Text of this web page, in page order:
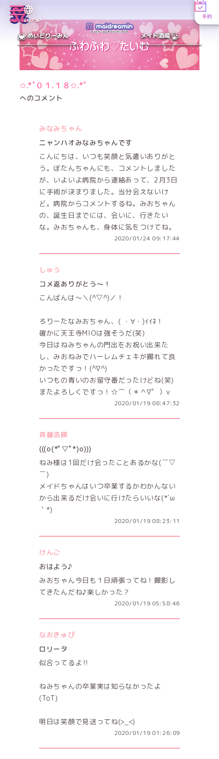
MENUEN／JP
予約
めいどりーみん メイド酒場
✩.*˚０１.１８✩.*˚
へのコメント
みなみちゃん
ニャンハオみなみちゃんです
こんにちは、いつも笑顔と気遣いありがと
う。ぼたんちゃんにも、コメントしました
が、いよいよ病院から連絡あって、2月3日
に手術が決まりました。当分会えないけ
ど。病院からコメントするね。みおちゃん
の、誕生日までには、会いに、行きたい
な。みおちゃんも、身体に気をつけてね。
2020/01/24 09:17:44
しゅう
コメ返ありがとう～！
こんばんは～＼(^▽^)／！
ろりーたなみおちゃん、( ・∀・)ｲｲﾈ！
確かに天王寺MIOは強そうだ(笑)
今日はねみちゃんの門出をお祝い出来た
し、みおねみでハーレムチェキが撮れて良
かったですっ！(^∇^)
いつもの青いのお留守番だったけどね(笑)
またよろしくですっ！☆⌒（＊＾∇゜）v
2020/01/19 08:47:32
斉藤浩暎
(((o(*ﾟ▽ﾟ*)o)))
ねみ様は1回だけ会ったことあるかな(￣▽
￣)
メイドちゃんはいつ卒業するかわかんない
から出来るだけ会いに行けたらいいな(*´ω
｀*)
2020/01/19 08:23:11
けんご
おはよう♪
みおちゃん今日も１日頑張ってね！撮影し
てきたんだね♪楽しかった？
2020/01/19 05:58:46
なおきゅぴ
ロリータ
似合ってるよ‼️
ねみちゃんの卒業実は知らなかったよ
(ToT)
明日は笑顔で見送ってね(>_<)
2020/01/19 01:26:09